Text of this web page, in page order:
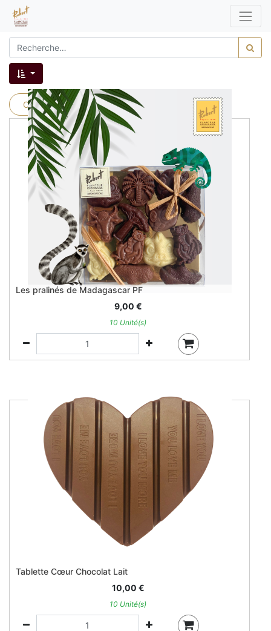
Catégories produits
Les pralinés de Madagascar PF
9,00 €
10 Unité(s)
Tablette Cœur Chocolat Lait
10,00 €
10 Unité(s)